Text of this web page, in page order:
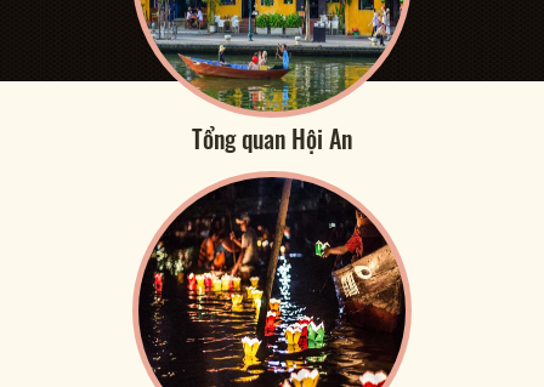
Tổng quan Hội An